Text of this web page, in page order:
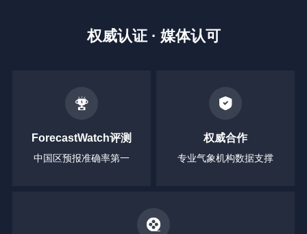
权威认证 · 媒体认可
ForecastWatch评测
中国区预报准确率第一
权威合作
专业气象机构数据支撑